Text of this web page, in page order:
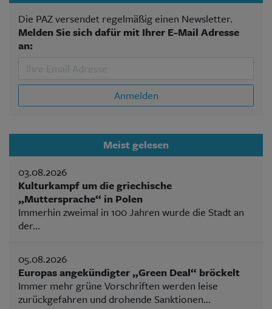
Die PAZ versendet regelmäßig einen Newsletter.
Melden Sie sich dafür mit Ihrer E-Mail Adresse
an:
Anmelden
Meist gelesen
03.08.2026
Kulturkampf um die griechische
„Muttersprache“ in Polen
Immerhin zweimal in 100 Jahren wurde die Stadt an
der...
05.08.2026
Europas angekündigter „Green Deal“ bröckelt
Immer mehr grüne Vorschriften werden leise
zurückgefahren und drohende Sanktionen...